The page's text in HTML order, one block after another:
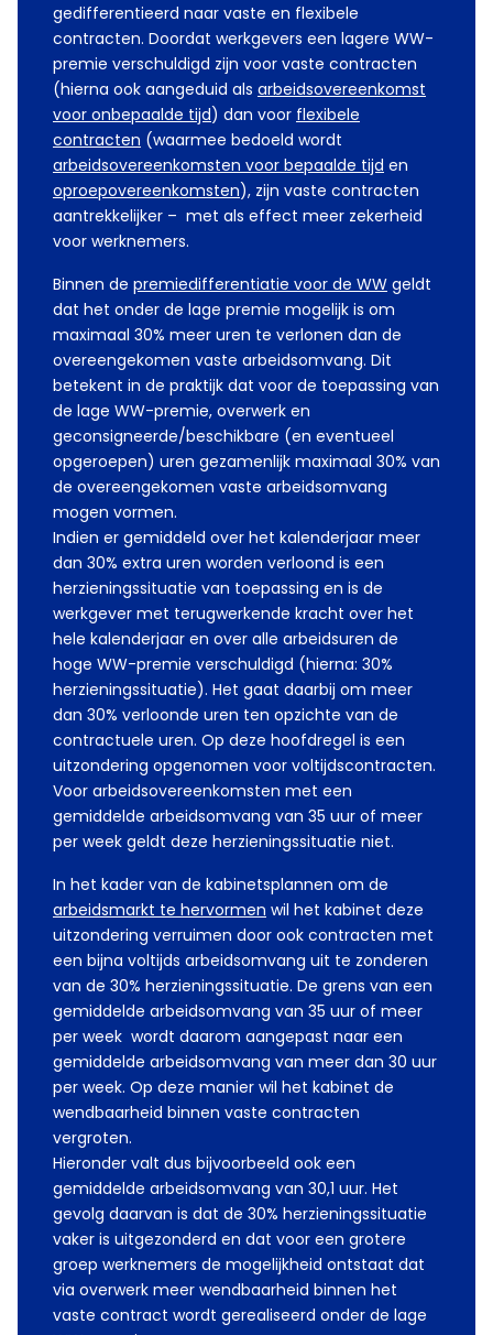
gedifferentieerd naar vaste en flexibele
contracten. Doordat werkgevers een lagere WW-
premie verschuldigd zijn voor vaste contracten
(hierna ook aangeduid als arbeidsovereenkomst
voor onbepaalde tijd) dan voor flexibele
contracten (waarmee bedoeld wordt
arbeidsovereenkomsten voor bepaalde tijd en
oproepovereenkomsten), zijn vaste contracten
aantrekkelijker – met als effect meer zekerheid
voor werknemers.
Binnen de premiedifferentiatie voor de WW geldt
dat het onder de lage premie mogelijk is om
maximaal 30% meer uren te verlonen dan de
overeengekomen vaste arbeidsomvang. Dit
betekent in de praktijk dat voor de toepassing van
de lage WW-premie, overwerk en
geconsigneerde/beschikbare (en eventueel
opgeroepen) uren gezamenlijk maximaal 30% van
de overeengekomen vaste arbeidsomvang
mogen vormen.
Indien er gemiddeld over het kalenderjaar meer
dan 30% extra uren worden verloond is een
herzieningssituatie van toepassing en is de
werkgever met terugwerkende kracht over het
hele kalenderjaar en over alle arbeidsuren de
hoge WW-premie verschuldigd (hierna: 30%
herzieningssituatie). Het gaat daarbij om meer
dan 30% verloonde uren ten opzichte van de
contractuele uren. Op deze hoofdregel is een
uitzondering opgenomen voor voltijdscontracten.
Voor arbeidsovereenkomsten met een
gemiddelde arbeidsomvang van 35 uur of meer
per week geldt deze herzieningssituatie niet.
In het kader van de kabinetsplannen om de
arbeidsmarkt te hervormen wil het kabinet deze
uitzondering verruimen door ook contracten met
een bijna voltijds arbeidsomvang uit te zonderen
van de 30% herzieningssituatie. De grens van een
gemiddelde arbeidsomvang van 35 uur of meer
per week wordt daarom aangepast naar een
gemiddelde arbeidsomvang van meer dan 30 uur
per week. Op deze manier wil het kabinet de
wendbaarheid binnen vaste contracten
vergroten.
Hieronder valt dus bijvoorbeeld ook een
gemiddelde arbeidsomvang van 30,1 uur. Het
gevolg daarvan is dat de 30% herzieningssituatie
vaker is uitgezonderd en dat voor een grotere
groep werknemers de mogelijkheid ontstaat dat
via overwerk meer wendbaarheid binnen het
vaste contract wordt gerealiseerd onder de lage